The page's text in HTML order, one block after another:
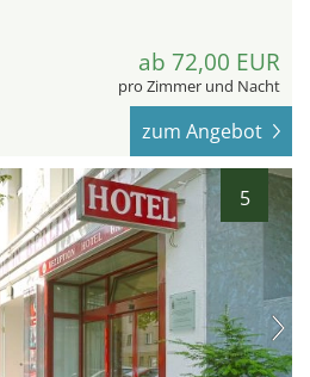
ab 72,00 EUR
pro Zimmer und Nacht
zum Angebot
5